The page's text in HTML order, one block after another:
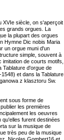
XVIe siècle, on s'aperçoit
grands orgues. La
la plupart des orgues
Hymne Dic nobis Maria
un orgue muni d'un
simple, souvent à
de courts motifs,
Tablature d'orgue de
et dans la Tablature
z klasztoru Sw.
sous forme de
les premières
les oeuvres
qu'elles furent destinées
sur la musique de
très peu de la musique